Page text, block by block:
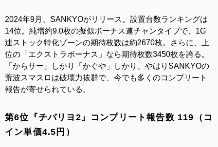
2024年9月、SANKYOがリリース。設置台数ランキングは
14位。純増約9.0枚の擬似ボーナス連チャンタイプで、1G
連ストック特化ゾーンの期待枚数は約2670枚。さらに、上
位の「エクストラボーナス」なら期待枚数3450枚を誇る。
「からサー」しかり「かぐや」しかり、やはりSANKYOの
荒波スマスロは破壊力抜群で、今でも多くのコンプリート
報告が寄せられている。
第6位『チバリヨ2』コンプリート報告数 119（コ
イン単価4.5円）